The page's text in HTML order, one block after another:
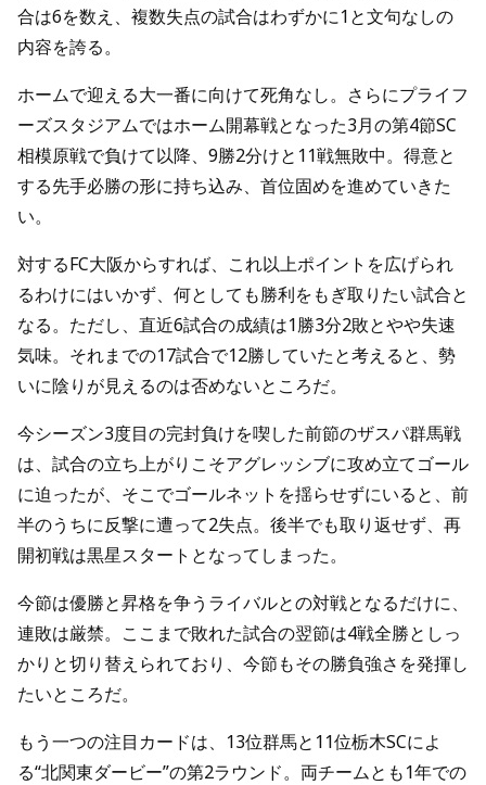
合は6を数え、複数失点の試合はわずかに1と文句なしの
内容を誇る。
ホームで迎える大一番に向けて死角なし。さらにプライフ
ーズスタジアムではホーム開幕戦となった3月の第4節SC
相模原戦で負けて以降、9勝2分けと11戦無敗中。得意と
する先手必勝の形に持ち込み、首位固めを進めていきた
い。
対するFC大阪からすれば、これ以上ポイントを広げられ
るわけにはいかず、何としても勝利をもぎ取りたい試合と
なる。ただし、直近6試合の成績は1勝3分2敗とやや失速
気味。それまでの17試合で12勝していたと考えると、勢
いに陰りが見えるのは否めないところだ。
今シーズン3度目の完封負けを喫した前節のザスパ群馬戦
は、試合の立ち上がりこそアグレッシブに攻め立てゴール
に迫ったが、そこでゴールネットを揺らせずにいると、前
半のうちに反撃に遭って2失点。後半でも取り返せず、再
開初戦は黒星スタートとなってしまった。
今節は優勝と昇格を争うライバルとの対戦となるだけに、
連敗は厳禁。ここまで敗れた試合の翌節は4戦全勝としっ
かりと切り替えられており、今節もその勝負強さを発揮し
たいところだ。
もう一つの注目カードは、13位群馬と11位栃木SCによ
る“北関東ダービー”の第2ラウンド。両チームとも1年での